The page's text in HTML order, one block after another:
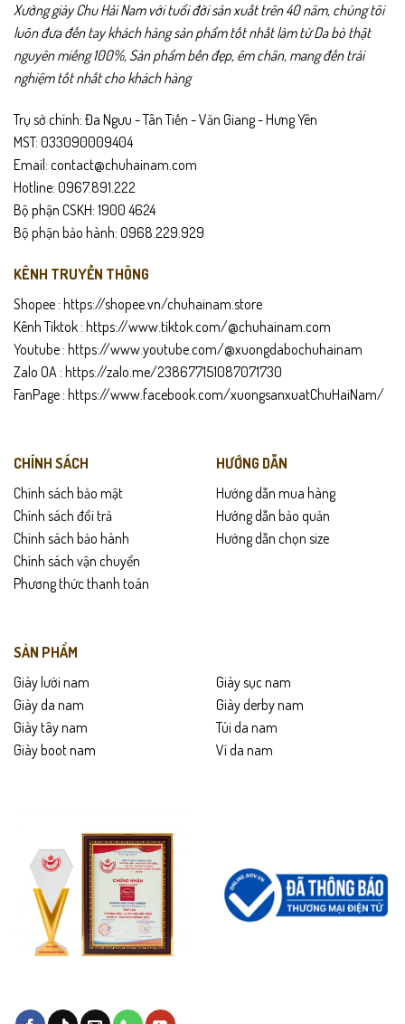
Xưởng giày Chu Hải Nam với tuổi đời sản xuất trên 40 năm, chúng tôi
luôn đưa đến tay khách hàng sản phẩm tốt nhất làm từ Da bò thật
nguyên miếng 100%, Sản phẩm bền đẹp, êm chân, mang đến trải
nghiệm tốt nhất cho khách hàng
Trụ sở chính: Đa Ngưu - Tân Tiến - Văn Giang - Hưng Yên
MST: 033090009404
Email: contact@chuhainam.com
Hotline: 0967.891.222
Bộ phận CSKH: 1900 4624
Bộ phận bảo hành: 0968.229.929
KÊNH TRUYỀN THÔNG
Shopee : https://shopee.vn/chuhainam.store
Kênh Tiktok : https://www.tiktok.com/@chuhainam.com
Youtube : https://www.youtube.com/@xuongdabochuhainam
Zalo OA : https://zalo.me/238677151087071730
FanPage : https://www.facebook.com/xuongsanxuatChuHaiNam/
CHÍNH SÁCH
Chính sách bảo mật
Chính sách đổi trả
Chính sách bảo hành
Chính sách vận chuyển
Phương thức thanh toán
HƯỚNG DẪN
Hướng dẫn mua hàng
Hướng dẫn bảo quản
Hướng dẫn chọn size
SẢN PHẨM
Giày lười nam
Giày da nam
Giày tây nam
Giày boot nam
Giày sục nam
Giày derby nam
Túi da nam
Ví da nam